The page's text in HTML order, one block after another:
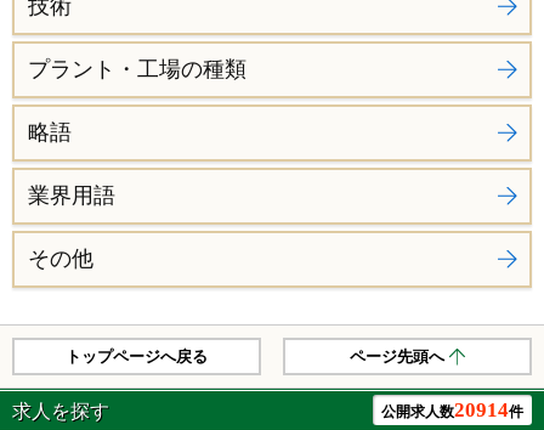
技術
プラント・工場の種類
略語
業界用語
その他
トップページへ戻る ページ先頭へ
求人を探す 公開求人数20914件